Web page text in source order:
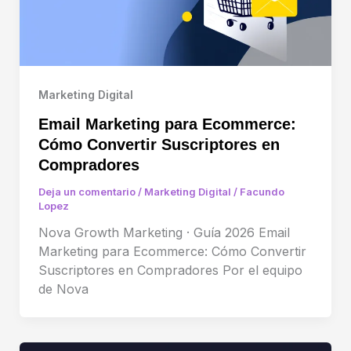
Marketing Digital
Email Marketing para Ecommerce:
Cómo Convertir Suscriptores en
Compradores
Deja un comentario / Marketing Digital / Facundo
Lopez
Nova Growth Marketing · Guía 2026 Email
Marketing para Ecommerce: Cómo Convertir
Suscriptores en Compradores Por el equipo
de Nova